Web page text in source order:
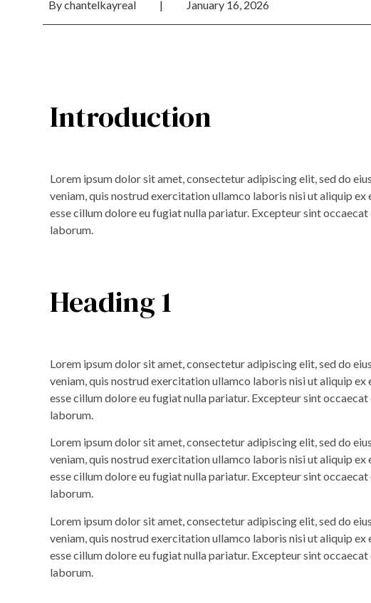
Bychantelkayreal | January 16, 2026
Introduction
Lorem ipsum dolor sit amet, consectetur adipiscing elit, sed do
veniam, quis nostrud exercitation ullamco laboris nisi ut aliquip
esse cillum dolore eu fugiat nulla pariatur. Excepteur sint
laborum.
Heading 1
Lorem ipsum dolor sit amet, consectetur adipiscing elit, sed do
veniam, quis nostrud exercitation ullamco laboris nisi ut aliquip
esse cillum dolore eu fugiat nulla pariatur. Excepteur sint
laborum.
Lorem ipsum dolor sit amet, consectetur adipiscing elit, sed do
veniam, quis nostrud exercitation ullamco laboris nisi ut aliquip
esse cillum dolore eu fugiat nulla pariatur. Excepteur sint
laborum.
Lorem ipsum dolor sit amet, consectetur adipiscing elit, sed do
veniam, quis nostrud exercitation ullamco laboris nisi ut aliquip
esse cillum dolore eu fugiat nulla pariatur. Excepteur sint
laborum.